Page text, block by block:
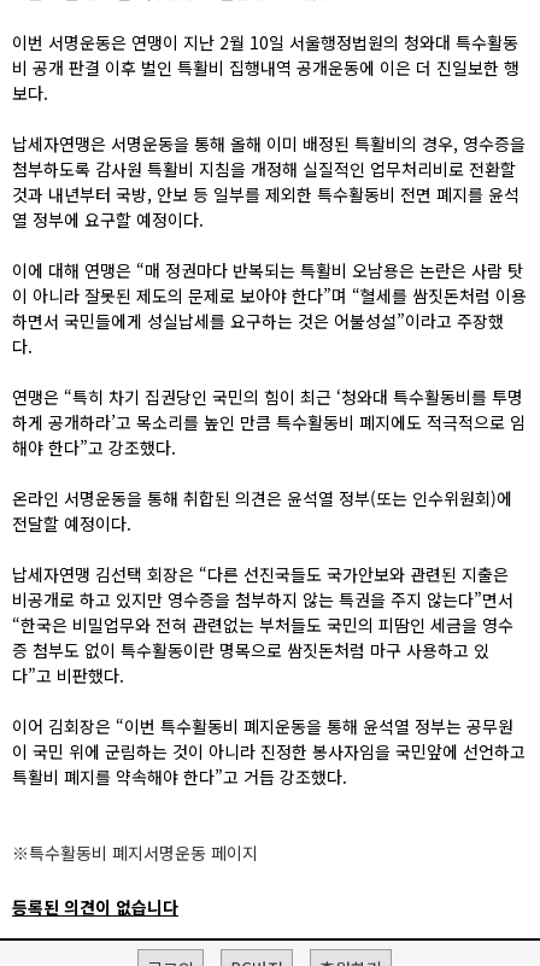
이번 서명운동은 연맹이 지난 2월 10일 서울행정법원의 청와대 특수활동
비 공개 판결 이후 벌인 특활비 집행내역 공개운동에 이은 더 진일보한 행
보다.
납세자연맹은 서명운동을 통해 올해 이미 배정된 특활비의 경우, 영수증을
첨부하도록 감사원 특활비 지침을 개정해 실질적인 업무처리비로 전환할
것과 내년부터 국방, 안보 등 일부를 제외한 특수활동비 전면 폐지를 윤석
열 정부에 요구할 예정이다.
이에 대해 연맹은 “매 정권마다 반복되는 특활비 오남용은 논란은 사람 탓
이 아니라 잘못된 제도의 문제로 보아야 한다”며 “혈세를 쌈짓돈처럼 이용
하면서 국민들에게 성실납세를 요구하는 것은 어불성설”이라고 주장했
다.
연맹은 “특히 차기 집권당인 국민의 힘이 최근 ‘청와대 특수활동비를 투명
하게 공개하라’고 목소리를 높인 만큼 특수활동비 폐지에도 적극적으로 임
해야 한다”고 강조했다.
온라인 서명운동을 통해 취합된 의견은 윤석열 정부(또는 인수위원회)에
전달할 예정이다.
납세자연맹 김선택 회장은 “다른 선진국들도 국가안보와 관련된 지출은
비공개로 하고 있지만 영수증을 첨부하지 않는 특권을 주지 않는다”면서
“한국은 비밀업무와 전혀 관련없는 부처들도 국민의 피땀인 세금을 영수
증 첨부도 없이 특수활동이란 명목으로 쌈짓돈처럼 마구 사용하고 있
다”고 비판했다.
이어 김회장은 “이번 특수활동비 폐지운동을 통해 윤석열 정부는 공무원
이 국민 위에 군림하는 것이 아니라 진정한 봉사자임을 국민앞에 선언하고
특활비 폐지를 약속해야 한다”고 거듭 강조했다.
※특수활동비 폐지서명운동 페이지
등록된 의견이 없습니다